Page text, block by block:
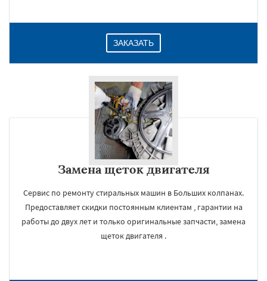
ЗАКАЗАТЬ
Замена щеток двигателя
Сервис по ремонту стиральных машин в Больших колпанах.
Предоставляет скидки постоянным клиентам , гарантии на
работы до двух лет и только оригинальные запчасти, замена
щеток двигателя .